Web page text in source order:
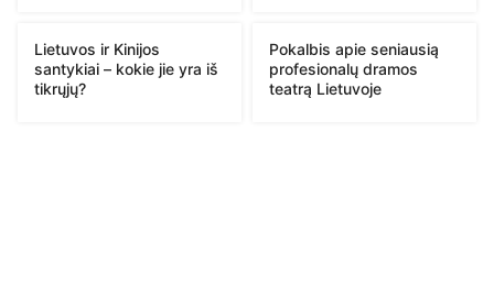
Lietuvos ir Kinijos
santykiai – kokie jie yra iš
tikrųjų?
Pokalbis apie seniausią
profesionalų dramos
teatrą Lietuvoje